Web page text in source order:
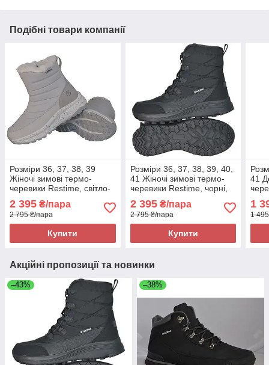
Подібні товари компанії
Розміри 36, 37, 38, 39
Жіночі зимові термо-
черевики Restime, світло-
та зручні
2 395 ₴/пара
2 795 ₴/пара
Купити
Розміри 36, 37, 38, 39, 40,
41 Жіночі зимові термо-
черевики Restime, чорні,
зручні
2 395₴/пара
2 795 ₴/пара
Купити
41
1
1
Акційні пропозиції та новинки
–43% –38%